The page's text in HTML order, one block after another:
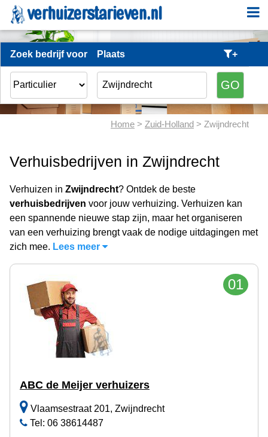
Zoek bedrijf voor Plaats +
Home > Zuid-Holland > Zwijndrecht
Verhuisbedrijven in Zwijndrecht
Verhuizen in Zwijndrecht? Ontdek de beste
verhuisbedrijven voor jouw verhuizing. Verhuizen kan
een spannende nieuwe stap zijn, maar het organiseren
van een verhuizing brengt vaak de nodige uitdagingen met
zich mee. Lees meer
01
ABC de Meijer verhuizers
Vlaamsestraat 201, Zwijndrecht
Tel: 06 38614487